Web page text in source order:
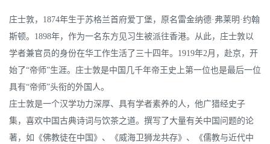
庄士敦，1874年生于苏格兰首府爱丁堡，原名雷金纳德·弗莱明·约翰
斯顿。1898年，作为一名东方见习生被派往香港。从此，庄士敦以
学者兼官员的身份在华工作生活了三十四年。1919年2月，赴京，开
始了“帝师”生涯。庄士敦是中国几千年帝王史上第一位也是最后一位
具有“帝师”头衔的外国人。
庄士敦是一个汉学功力深厚、具有学者素养的人，他广猎经史子
集，喜欢中国古典诗词与饮茶之道。撰写了大量有关中国问题的论
著，如《佛教徒在中国》、《威海卫狮龙共存》、《儒教与近代中